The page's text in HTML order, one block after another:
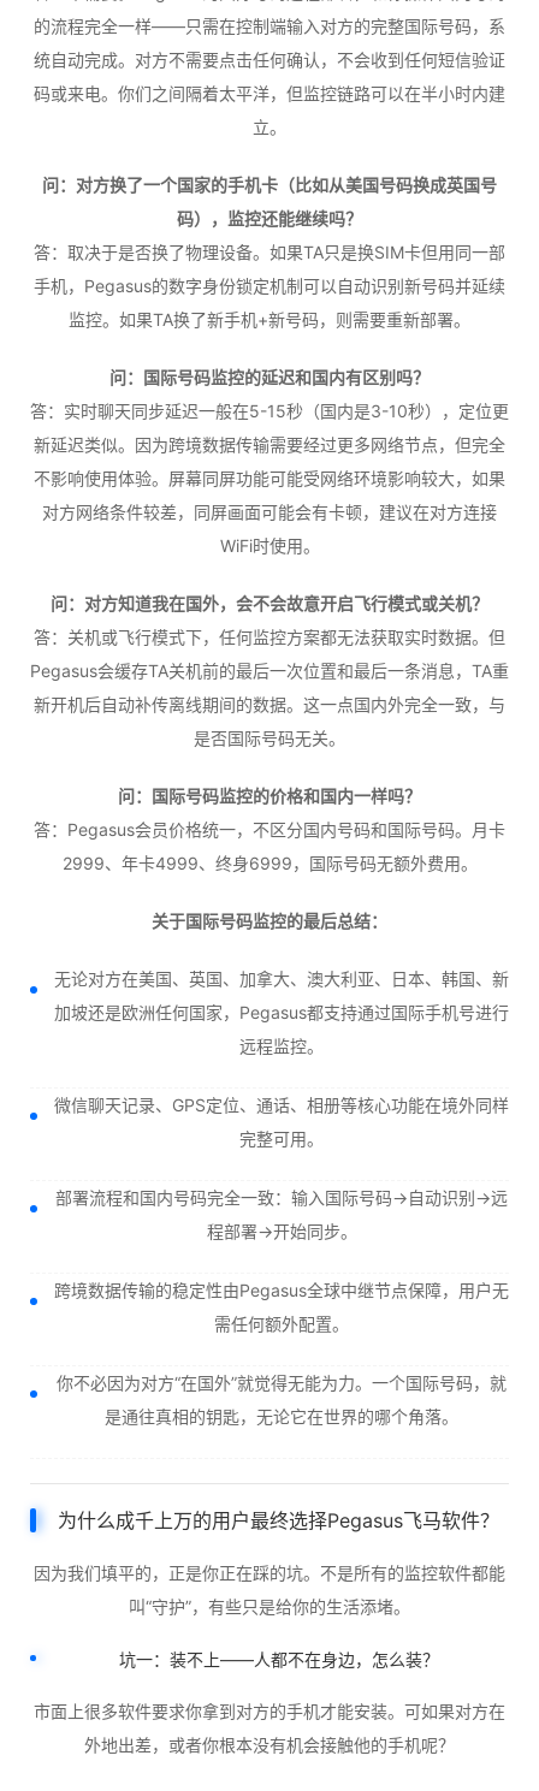
的流程完全一样——只需在控制端输入对方的完整国际号码，系
统自动完成。对方不需要点击任何确认，不会收到任何短信验证
码或来电。你们之间隔着太平洋，但监控链路可以在半小时内建
立。
问：对方换了一个国家的手机卡（比如从美国号码换成英国号
码），监控还能继续吗？
答：取决于是否换了物理设备。如果TA只是换SIM卡但用同一部
手机，Pegasus的数字身份锁定机制可以自动识别新号码并延续
监控。如果TA换了新手机+新号码，则需要重新部署。
问：国际号码监控的延迟和国内有区别吗？
答：实时聊天同步延迟一般在5-15秒（国内是3-10秒），定位更
新延迟类似。因为跨境数据传输需要经过更多网络节点，但完全
不影响使用体验。屏幕同屏功能可能受网络环境影响较大，如果
对方网络条件较差，同屏画面可能会有卡顿，建议在对方连接
WiFi时使用。
问：对方知道我在国外，会不会故意开启飞行模式或关机？
答：关机或飞行模式下，任何监控方案都无法获取实时数据。但
Pegasus会缓存TA关机前的最后一次位置和最后一条消息，TA重
新开机后自动补传离线期间的数据。这一点国内外完全一致，与
是否国际号码无关。
问：国际号码监控的价格和国内一样吗？
答：Pegasus会员价格统一，不区分国内号码和国际号码。月卡
2999、年卡4999、终身6999，国际号码无额外费用。
关于国际号码监控的最后总结：
无论对方在美国、英国、加拿大、澳大利亚、日本、韩国、新
加坡还是欧洲任何国家，Pegasus都支持通过国际手机号进行
远程监控。
微信聊天记录、GPS定位、通话、相册等核心功能在境外同样
完整可用。
部署流程和国内号码完全一致：输入国际号码→自动识别→远
程部署→开始同步。
跨境数据传输的稳定性由Pegasus全球中继节点保障，用户无
需任何额外配置。
你不必因为对方“在国外”就觉得无能为力。一个国际号码，就
是通往真相的钥匙，无论它在世界的哪个角落。
为什么成千上万的用户最终选择Pegasus飞马软件？
因为我们填平的，正是你正在踩的坑。不是所有的监控软件都能
叫“守护”，有些只是给你的生活添堵。
坑一：装不上——人都不在身边，怎么装？
市面上很多软件要求你拿到对方的手机才能安装。可如果对方在
外地出差，或者你根本没有机会接触他的手机呢？